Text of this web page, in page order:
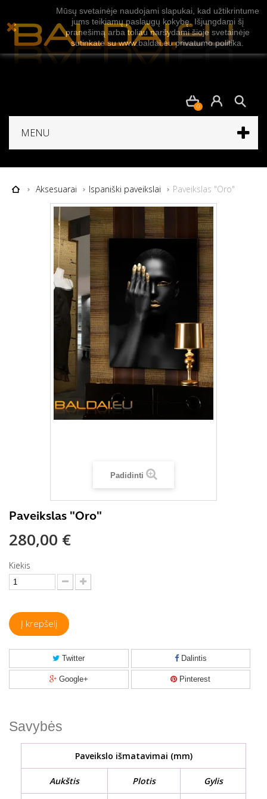
0
MENU
Aksesuarai Ispaniški paveikslai Paveikslas "Oro"
Padidinti
Paveikslas "Oro"
280,00 €
Kiekis
Į krepšelį
Twitter Dalintis
Google+ Pinterest
Savybės
Paveikslo išmatavimai (mm)
Aukštis Plotis Gylis
Mūsų svetainėje naudojami slapukai, kad užtikrintume
jums teikiamų paslaugų kokybę. Išjungdami šį
pranešimą arba toliau naršydami šioje svetainėje
sutinkate su www.baldai.eu privatumo politika.